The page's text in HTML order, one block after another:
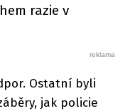
razie v
Ostatní byli
jak policie